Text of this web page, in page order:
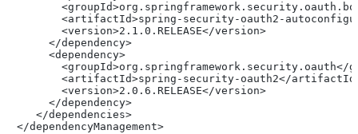
<artifactId>spring-security-oauth2-
       <version>2.1.0.RELEASE</version>
     </dependency>
     <dependency>
<groupId>org.springframework.security.oauth</
<artifactId>spring-security-oauth2</
       <version>2.0.6.RELEASE</version>
     </dependency>
   </dependencies>
</dependencyManagement>